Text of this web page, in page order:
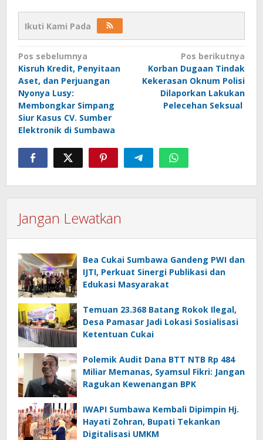
Ikuti Kami Pada
Navigasi
pos
Pos sebelumnya
Kisruh Kredit, Penyitaan
Aset, dan Perjuangan
Nyonya Lusy:
Membongkar Simpang
Siur Kasus CV. Sumber
Elektronik di Sumbawa
Pos berikutnya
Korban Dugaan Tindak
Kekerasan Oknum Polisi
Dilaporkan Lakukan
Pelecehan Seksual
Jangan Lewatkan
Bea Cukai Sumbawa Gandeng PWI dan
IJTI, Perkuat Sinergi Publikasi dan
Edukasi Masyarakat
Temuan 23.368 Batang Rokok Ilegal,
Desa Pamasar Jadi Lokasi Sosialisasi
Ketentuan Cukai
Polemik Audit Dana BTT NTB Rp 484
Miliar Memanas, Syamsul Fikri: Jangan
Ragukan Kewenangan BPK
IWAPI Sumbawa Kembali Dipimpin Hj.
Hayati Zohran, Bupati Tekankan
Digitalisasi UMKM